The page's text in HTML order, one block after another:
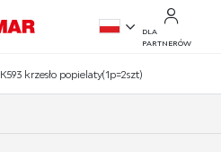
EN
DLA
PARTNERÓW
K593 krzesło popielaty(1p=2szt)